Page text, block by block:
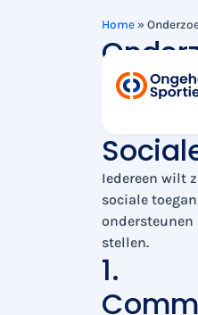
Home »
Dove en
onderzoek
Iedereen wilt
sociale
stellen.
1.